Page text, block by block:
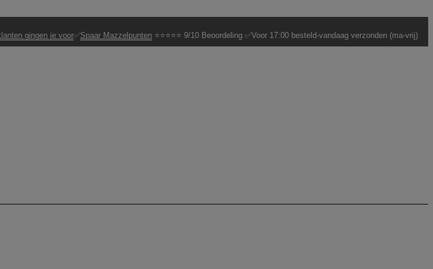
gingen je voor✅Spaar Mazzelpunten ⭐⭐⭐⭐⭐ 9/10 Beoordeling ✅Voor 17:00 besteld-vandaag verzonden (ma-vrij)